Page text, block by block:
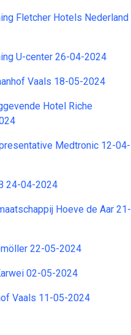
Fletcher Hotels Nederland
U-center 26-04-2024
Vaals 18-05-2024
Hotel Riche
Medtronic 12-04-
24-04-2024
Hoeve de Aar 21-
22-05-2024
02-05-2024
Vaals 11-05-2024